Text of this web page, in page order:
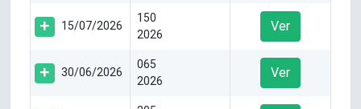
15/07/2026
150
2026
Ver
30/06/2026
065
2026
Ver